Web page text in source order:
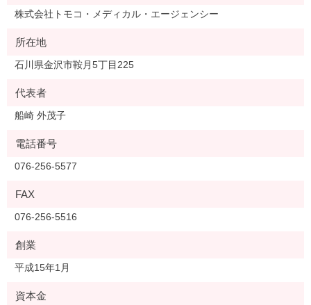
株式会社トモコ・メディカル・エージェンシー
所在地
石川県金沢市鞍月5丁目225
代表者
船崎 外茂子
電話番号
076-256-5577
FAX
076-256-5516
創業
平成15年1月
資本金